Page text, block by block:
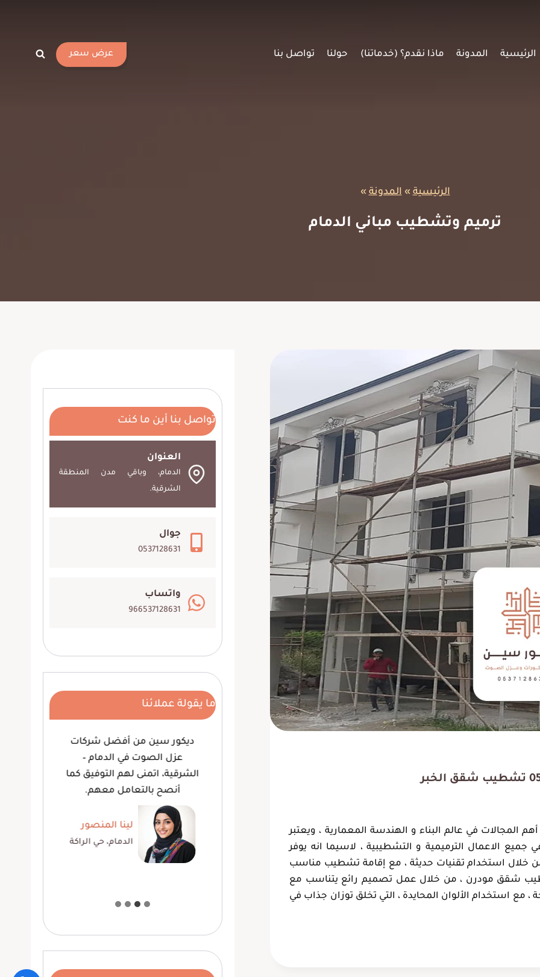
الرئيسية
المدونة ماذا نقدم؟ (خدماتنا) حولنا تواصل بنا عرض سعر
الرئيسية»المدونة»
ترميم وتشطيب مباني الدمام
المجالات في عالم البناء و الهندسة المعمارية ، ويعتبر
جميع الاعمال الترميمية و التشطيبية ، لاسيما انه يوفر
من خلال استخدام تقنيات حديثة ، مع إقامة تشطيب مناسب
شقق مودرن ، من خلال عمل تصميم رائع يتناسب مع
استخدام الألوان المحايدة ، التي تخلق توزان جذاب في
تواصل بنا أين ما كنت
العنوان
الدمام، وباقي مدن المنطقة
الشرقية.
جوال
0537128631
واتساب
966537128631
ما يقولة عملائنا
كما اتمنى لهم التوفيق
أم خالد
الإحساء، الهفوف
الدمام، حي
الفردوس
ديكور سين من أفضل شركات
عزل الصوت في الدمام –
الشرقية، اتمنى لهم التوفيق كما
أنصح بالتعامل معهم.
لينا المنصور
الدمام، حي الراكة